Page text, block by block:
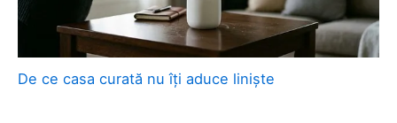
De ce casa curată nu îți aduce liniște